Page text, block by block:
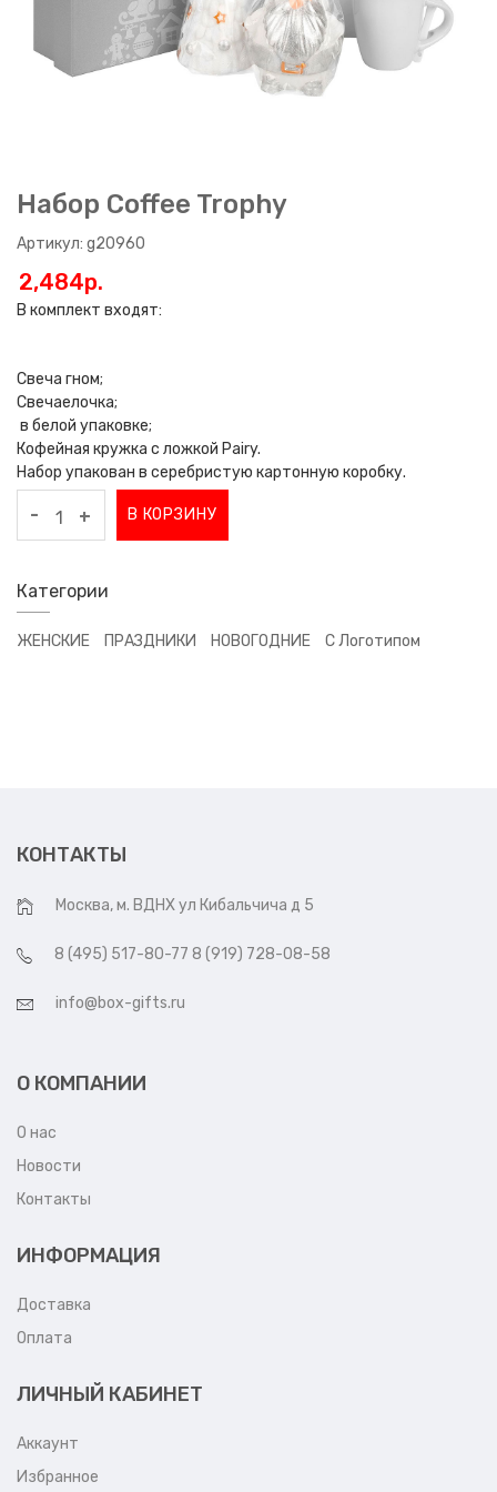
Набор Coffee Trophy
Артикул: g20960
2,484p.
В комплект входят:
Свеча гном;
Свечаелочка;
в белой упаковке;
Кофейная кружка с ложкой Pairy.
Набор упакован в серебристую картонную коробку.
- + В КОРЗИНУ
Категории
ЖЕНСКИЕ ПРАЗДНИКИ НОВОГОДНИЕ С Логотипом
КОНТАКТЫ
Москва, м. ВДНХ ул Кибальчича д 5
8 (495) 517-80-77 8 (919) 728-08-58
info@box-gifts.ru
О КОМПАНИИ
О нас
Новости
Контакты
ИНФОРМАЦИЯ
Доставка
Оплата
ЛИЧНЫЙ КАБИНЕТ
Аккаунт
Избранное